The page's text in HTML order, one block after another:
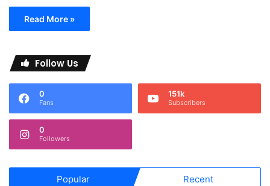
Read More »
Follow Us
0
Fans
151k
Subscribers
0
Followers
Popular Recent